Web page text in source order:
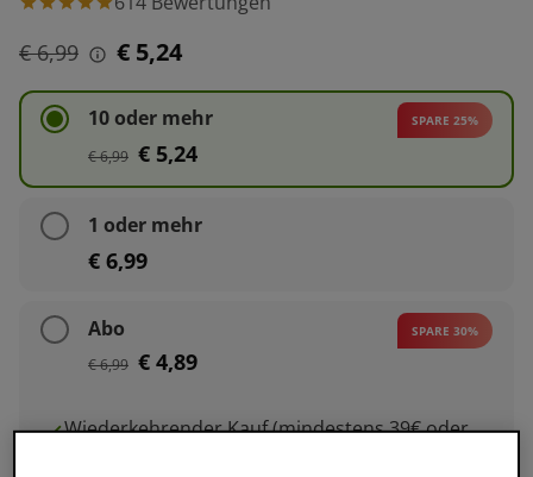
€ 6,99 € 5,24
10 oder mehr SPARE 25%
€ 6,99 € 5,24
1 oder mehr
€ 6,99
Abo SPARE 30%
€ 6,99 € 4,89
Wiederkehrender Kauf (mindestens 39€ oder